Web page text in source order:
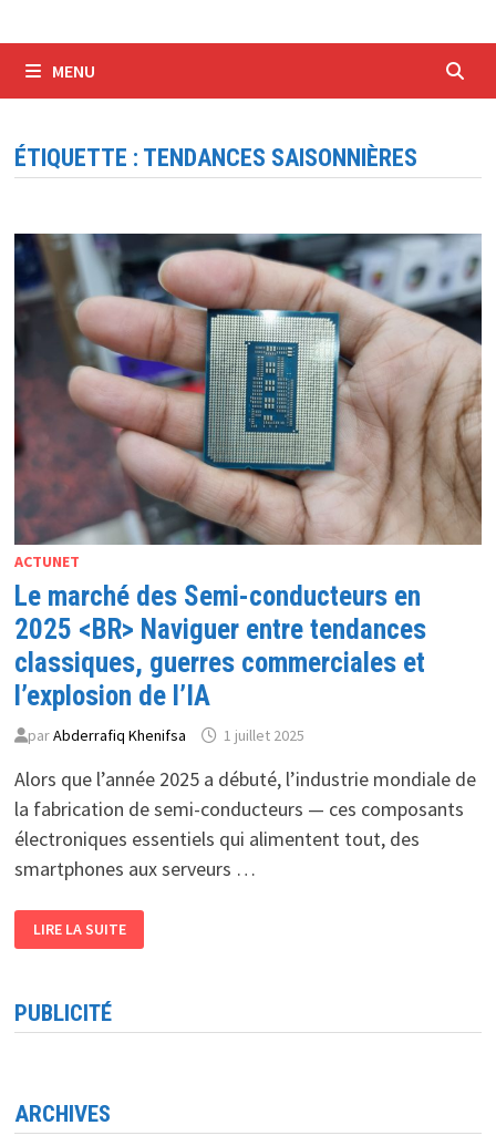
MENU
ÉTIQUETTE : TENDANCES SAISONNIÈRES
ACTUNET
Le marché des Semi-conducteurs en
2025 <BR> Naviguer entre tendances
classiques, guerres commerciales et
l’explosion de l’IA
parAbderrafiq Khenifsa 1 juillet 2025
Alors que l’année 2025 a débuté, l’industrie mondiale de
la fabrication de semi-conducteurs — ces composants
électroniques essentiels qui alimentent tout, des
smartphones aux serveurs …
MARCHÉ
DES
2025
<BR>
GUERRES
COMMERCIALES
ET
LIRE LA SUITE
PUBLICITÉ
ARCHIVES